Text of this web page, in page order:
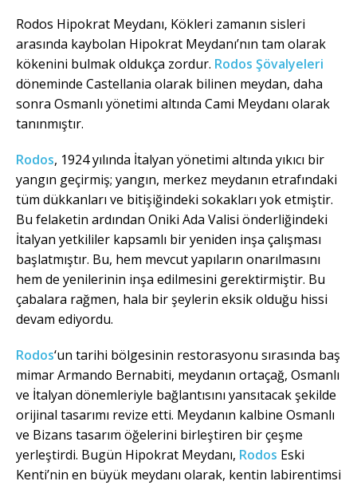
Rodos Hipokrat Meydanı, Kökleri zamanın sisleri
arasında kaybolan Hipokrat Meydanı’nın tam olarak
kökenini bulmak oldukça zordur. Rodos Şövalyeleri
döneminde Castellania olarak bilinen meydan, daha
sonra Osmanlı yönetimi altında Cami Meydanı olarak
tanınmıştır.
Rodos, 1924 yılında İtalyan yönetimi altında yıkıcı bir
yangın geçirmiş; yangın, merkez meydanın etrafındaki
tüm dükkanları ve bitişiğindeki sokakları yok etmiştir.
Bu felaketin ardından Oniki Ada Valisi önderliğindeki
İtalyan yetkililer kapsamlı bir yeniden inşa çalışması
başlatmıştır. Bu, hem mevcut yapıların onarılmasını
hem de yenilerinin inşa edilmesini gerektirmiştir. Bu
çabalara rağmen, hala bir şeylerin eksik olduğu hissi
devam ediyordu.
Rodos‘un tarihi bölgesinin restorasyonu sırasında baş
mimar Armando Bernabiti, meydanın ortaçağ, Osmanlı
ve İtalyan dönemleriyle bağlantısını yansıtacak şekilde
orijinal tasarımı revize etti. Meydanın kalbine Osmanlı
ve Bizans tasarım öğelerini birleştiren bir çeşme
yerleştirdi. Bugün Hipokrat Meydanı, Rodos Eski
Kenti’nin en büyük meydanı olarak, kentin labirentimsi